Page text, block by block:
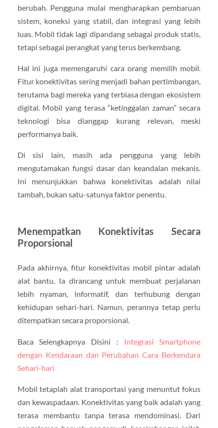
berubah. Pengguna mulai mengharapkan pembaruan
sistem, koneksi yang stabil, dan integrasi yang lebih
luas. Mobil tidak lagi dipandang sebagai produk statis,
tetapi sebagai perangkat yang terus berkembang.
Hal ini juga memengaruhi cara orang memilih mobil.
Fitur konektivitas sering menjadi bahan pertimbangan,
terutama bagi mereka yang terbiasa dengan ekosistem
digital. Mobil yang terasa “ketinggalan zaman” secara
teknologi bisa dianggap kurang relevan, meski
performanya baik.
Di sisi lain, masih ada pengguna yang lebih
mengutamakan fungsi dasar dan keandalan mekanis.
Ini menunjukkan bahwa konektivitas adalah nilai
tambah, bukan satu-satunya faktor penentu.
Menempatkan Konektivitas Secara
Proporsional
Pada akhirnya, fitur konektivitas mobil pintar adalah
alat bantu. Ia dirancang untuk membuat perjalanan
lebih nyaman, informatif, dan terhubung dengan
kehidupan sehari-hari. Namun, perannya tetap perlu
ditempatkan secara proporsional.
Baca Selengkapnya Disini : Integrasi Smartphone
dengan Kendaraan dan Perubahan Cara Berkendara
Sehari-hari
Mobil tetaplah alat transportasi yang menuntut fokus
dan kewaspadaan. Konektivitas yang baik adalah yang
terasa membantu tanpa terasa mendominasi. Dari